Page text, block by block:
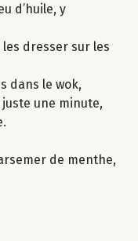
d’huile, y
les dresser sur les
dans le wok,
une minute,
de menthe,